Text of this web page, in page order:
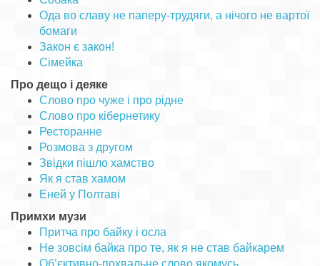
Ода во славу не паперу-трудяги, а нічого не вартої
бомаги
Закон є закон!
Сімейка
Про дещо і деяке
Слово про чуже і про рідне
Слово про кібернетику
Ресторанне
Розмова з другом
Звідки пішло хамство
Як я став хамом
Еней у Полтаві
Примхи музи
Притча про байку і осла
Не зовсім байка про те, як я не став байкарем
Об’єктивно-похвальне слово якомусь